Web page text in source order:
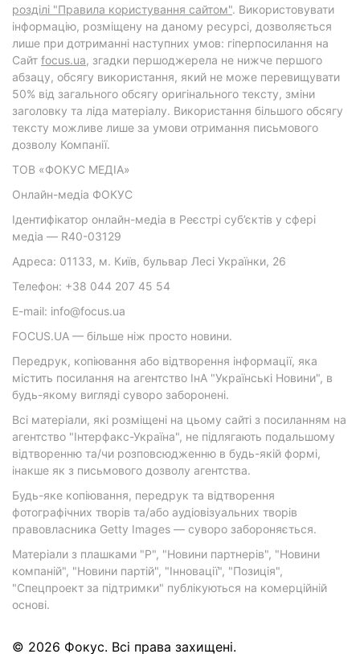
розділі "Правила користування сайтом". Використовувати
інформацію, розміщену на даному ресурсі, дозволяється
лише при дотриманні наступних умов: гіперпосилання на
Cайт focus.ua, згадки першоджерела не нижче першого
абзацу, обсягу використання, який не може перевищувати
50% від загального обсягу оригінального тексту, зміни
заголовку та ліда матеріалу. Використання більшого обсягу
тексту можливе лише за умови отримання письмового
дозволу Компанії.
ТОВ «ФОКУС МЕДІА»
Онлайн-медіа ФОКУС
Ідентифікатор онлайн-медіа в Реєстрі суб’єктів у сфері
медіа — R40-03129
Адреса: 01133, м. Київ, бульвар Лесі Українки, 26
Телефон: +38 044 207 45 54
E-mail: info@focus.ua
FOCUS.UA — більше ніж просто новини.
Передрук, копіювання або відтворення інформації, яка
містить посилання на агентство ІнА "Українські Новини", в
будь-якому вигляді суворо заборонені.
Всі матеріали, які розміщені на цьому сайті з посиланням на
агентство "Інтерфакс-Україна", не підлягають подальшому
відтворенню та/чи розповсюдженню в будь-якій формі,
інакше як з письмового дозволу агентства.
Будь-яке копіювання, передрук та відтворення
фотографічних творів та/або аудіовізуальних творів
правовласника Getty Images — суворо забороняється.
Матеріали з плашками "Р", "Новини партнерів", "Новини
компаній", "Новини партій", "Інновації", "Позиція",
"Спецпроект за підтримки" публікуються на комерційній
основі.
© 2026 Фокус. Всі права захищені.